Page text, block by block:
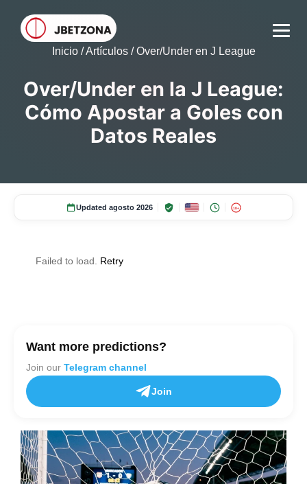
Inicio / Artículos / Over/Under en J League
Over/Under en la J League:
Cómo Apostar a Goles con
Datos Reales
Updated agosto 2026 18+
Failed to load. Retry
Want more predictions?
Join our Telegram channel
Join